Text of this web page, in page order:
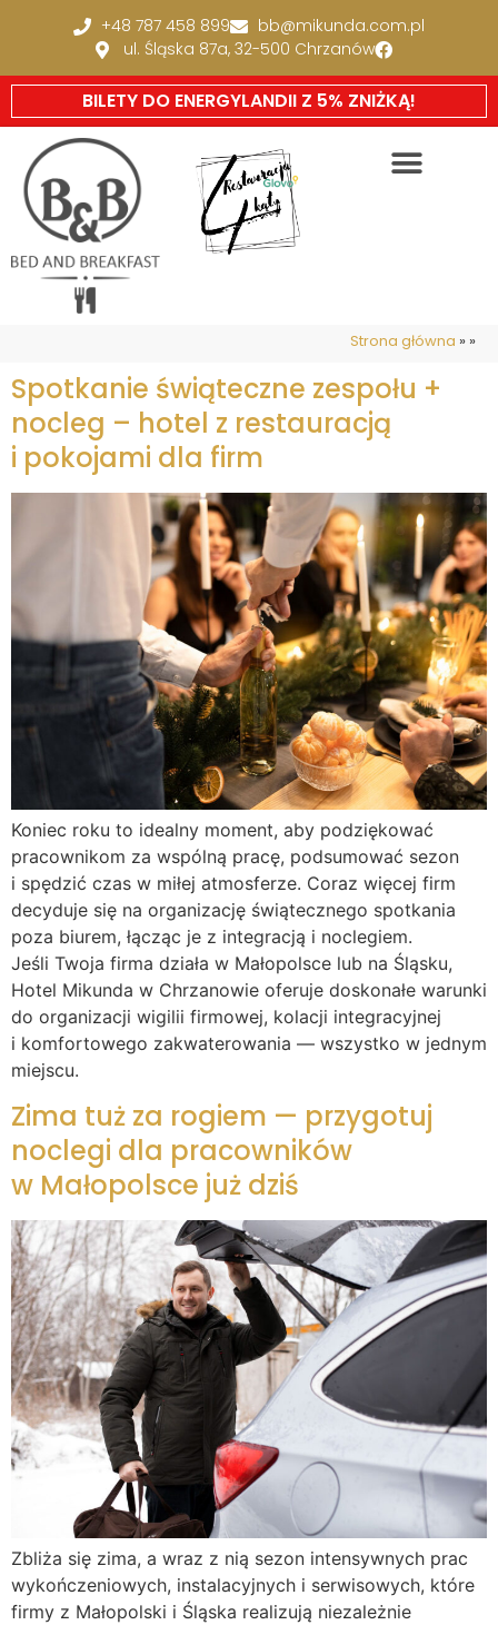
+48 787 458 899
bb@mikunda.com.pl
ul. Śląska 87a, 32-500 Chrzanów
BILETY DO ENERGYLANDII Z 5% ZNIŻKĄ!
Strona główna » »
Spotkanie świąteczne zespołu +
nocleg – hotel z restauracją
i pokojami dla firm
Koniec roku to idealny moment, aby podziękować
pracownikom za wspólną pracę, podsumować sezon
i spędzić czas w miłej atmosferze. Coraz więcej firm
decyduje się na organizację świątecznego spotkania
poza biurem, łącząc je z integracją i noclegiem.
Jeśli Twoja firma działa w Małopolsce lub na Śląsku,
Hotel Mikunda w Chrzanowie oferuje doskonałe warunki
do organizacji wigilii firmowej, kolacji integracyjnej
i komfortowego zakwaterowania — wszystko w jednym
miejscu.
Zima tuż za rogiem — przygotuj
noclegi dla pracowników
w Małopolsce już dziś
Zbliża się zima, a wraz z nią sezon intensywnych prac
wykończeniowych, instalacyjnych i serwisowych, które
firmy z Małopolski i Śląska realizują niezależnie